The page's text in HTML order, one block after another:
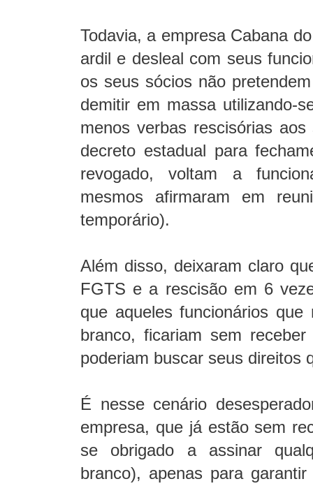
Todavia, a empresa Cabana
ardil e desleal com seus
os seus sócios não
demitir em massa utilizando-
menos verbas rescisórias
decreto estadual para
revogado, voltam a
mesmos afirmaram em
temporário).
Além disso, deixaram claro
FGTS e a rescisão em 6
que aqueles funcionários
branco, ficariam sem
poderiam buscar seus direitos
É nesse cenário
empresa, que já estão sem
se obrigado a assinar
branco), apenas para